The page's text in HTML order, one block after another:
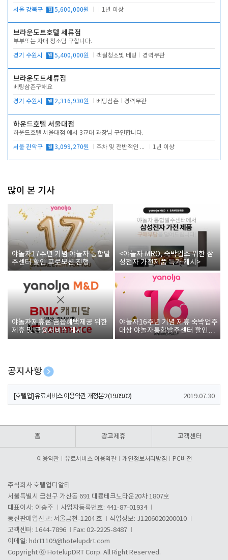
서울 강북구 월 5,600,000원 1년 이상
브라운도트호텔 세류점
부부또는 자매 청소팀 구합니다.
경기 수원시 월 5,400,000원 객실청소및 베팅 경력무관
브라운도트세류점
베팅삼촌구해요
경기 수원시 월 2,316,930원 베팅삼촌 경력무관
하운드호텔 서울대점
하운드호텔 서울대점 에서 3교대 과장님 구인합니다.
서울 관악구 월 3,099,270원 주차 및 전반적인 당번업무 1년 이상
많이 본 기사
야놀자17주년 기념 야놀자 통합발
주센터 할인 프로모션 진행
<야놀자 MRO, 숙박업소 위한 삼
성전자 가전제품 특가 개시>
야놀자제휴점 금융혜택제공 위한
제휴 및 금융서비스 게시
야놀자16주년 기념 제휴 숙박업주
대상 야놀자통합발주센터 할인쿠
폰 증정
공지사항
[호텔업] 개인정보 처리방침 개정본1 (19.09.02)
[호텔업] 유료서비스 이용약관 개정본2 (19.09.02) 2019.07.30
홈 광고제휴 고객센터
이용약관 유료서비스 이용약관 개인정보처리방침 PC버전
주식회사 호텔업디알티
서울특별시 금천구 가산동 691 대륭테크노타운20차 1807호
대표이사: 이송주
사업자등록번호: 441-87-01934
통신판매업신고: 서울금천-1204 호
직업정보: J1206020200010
고객센터: 1644-7896
Fax: 02-2225-8487
이메일: hdrt1109@hotelupdrt.com
Copyright ⓒ HotelupDRT Corp. All Right Reserved.